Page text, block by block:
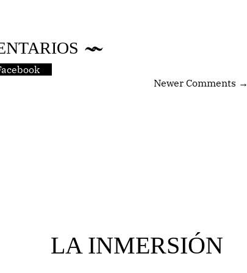
Newer Comments →
LA INMERSIÓN